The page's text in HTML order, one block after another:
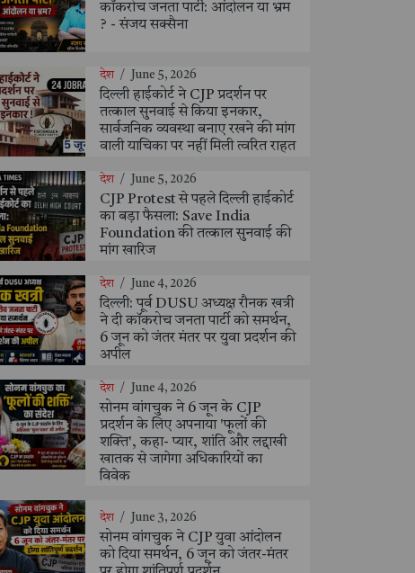
कॉकरोच जनता पार्टी: आंदोलन या भ्रम
? - संजय सक्सैना
देश / June 5, 2026
दिल्ली हाईकोर्ट ने CJP प्रदर्शन पर
तत्काल सुनवाई से किया इनकार,
सार्वजनिक व्यवस्था बनाए रखने की मांग
वाली याचिका पर नहीं मिली त्वरित राहत
देश / June 5, 2026
CJP Protest से पहले दिल्ली हाईकोर्ट
का बड़ा फैसला: Save India
Foundation की तत्काल सुनवाई की
मांग खारिज
देश / June 4, 2026
दिल्ली: पूर्व DUSU अध्यक्ष रौनक खत्री
ने दी कॉकरोच जनता पार्टी को समर्थन,
6 जून को जंतर मंतर पर युवा प्रदर्शन की
अपील
देश / June 4, 2026
सोनम वांगचुक ने 6 जून के CJP
प्रदर्शन के लिए अपनाया 'फूलों की
शक्ति', कहा- प्यार, शांति और लद्दाखी
खातक से जागेगा अधिकारियों का
विवेक
देश / June 3, 2026
सोनम वांगचुक ने CJP युवा आंदोलन
को दिया समर्थन, 6 जून को जंतर-मंतर